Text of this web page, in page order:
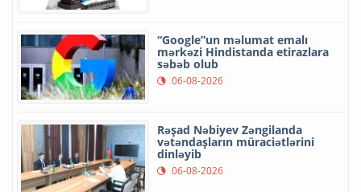
“Google”un məlumat emalı
mərkəzi Hindistanda etirazlara
səbəb olub
06-08-2026
Rəşad Nəbiyev Zəngilanda
vətəndaşların müraciətlərini
dinləyib
06-08-2026